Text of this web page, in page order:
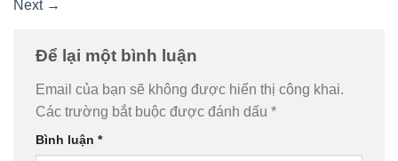
Next →
Để lại một bình luận
Email của bạn sẽ không được hiển thị công khai.
Các trường bắt buộc được đánh dấu *
Bình luận *